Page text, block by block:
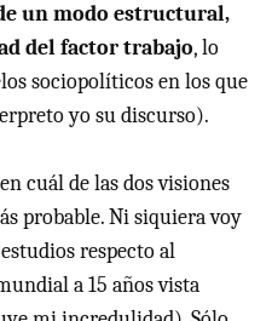
un modo estructural,
del factor trabajo, lo
sociopolíticos en los que
yo su discurso).
cuál de las dos visiones
probable. Ni siquiera voy
respecto al
a 15 años vista